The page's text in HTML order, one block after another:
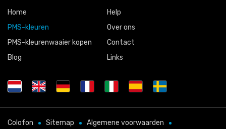
Home
PMS-kleuren
PMS-kleurenwaaier kopen
Blog
Help
Over ons
Contact
Links
Colofon Sitemap Algemene voorwaarden